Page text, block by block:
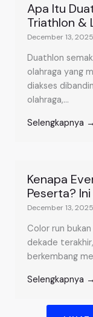
Apa Itu
Triathlon &
December 13, 2025
Duathlon
olahraga yang
diakses
olahraga,...
Selengkapnya →
Kenapa
Peserta?
December 13, 2025
Color run
dekade
berkembang
Selengkapnya →